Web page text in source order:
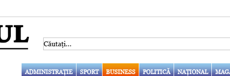
ADMINISTRAŢIE SPORT BUSINESS POLITICĂ NAŢIONAL